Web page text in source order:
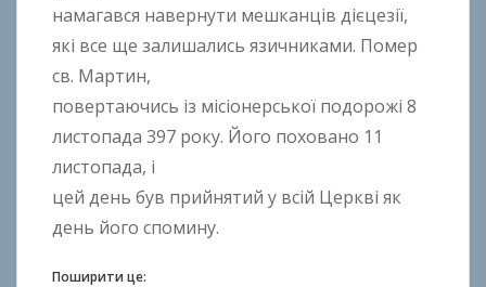
намагався навернути мешканців дієцезії,
які все ще залишались язичниками. Помер
св. Мартин,
повертаючись із місіонерської подорожі 8
листопада 397 року. Його поховано 11
листопада, і
цей день був прийнятий у всій Церкві як
день його спомину.
Поширити це: